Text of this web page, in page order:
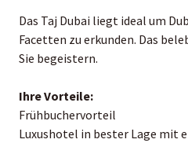
Das Taj Dubai liegt ideal um
Facetten zu erkunden. Das
Sie begeistern.
Ihre Vorteile:
Frühbuchervorteil
Luxushotel in bester Lage mit